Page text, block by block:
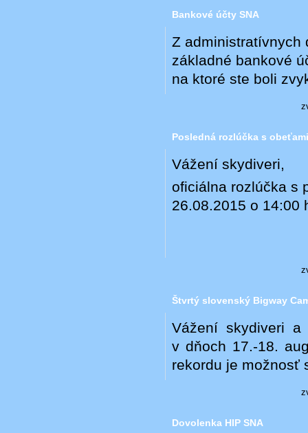
Bankové účty SNA
Z administratívnych
základné bankové
na ktoré ste boli
Posledná rozlúčka s
Vážení skydiveri,
oficiálna rozlúčka s
26.08.2015 o 14:00
Štvrtý slovenský Bigway
Vážení skydiveri a
v dňoch 17.-18.
rekordu je možnosť
Dovolenka HIP SNA